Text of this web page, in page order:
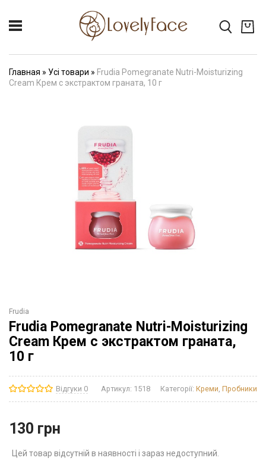
Главная » Усі товари » Frudia Pomegranate Nutri-Moisturizing
Cream Крем с экстрактом граната, 10 г
Frudia
Frudia Pomegranate Nutri-Moisturizing
Cream Крем с экстрактом граната,
10 г
Відгуки 0 Артикул: 1518 Категорії: Креми, Пробники
130 грн
Цей товар відсутній в наявності і зараз недоступний.